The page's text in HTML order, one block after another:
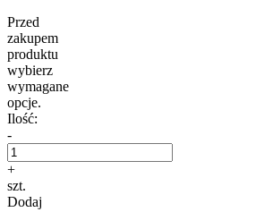
Przed
zakupem
produktu
wybierz
wymagane
opcje.
Ilość:
-
+
szt.
Dodaj